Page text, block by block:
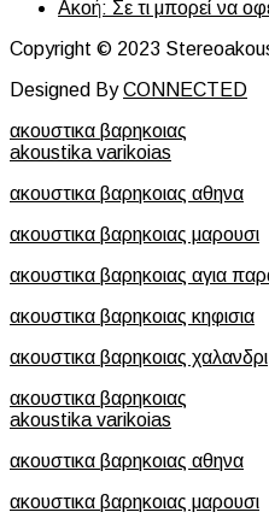
Ακοή: Σε τι μπορεί να
Copyright © 2023
Designed ByCONNECTED
ακουστικα βαρηκοιας
akoustika varikoias
ακουστικα βαρηκοιας αθηνα
ακουστικα βαρηκοιας μαρουσι
ακουστικα βαρηκοιας αγια
ακουστικα βαρηκοιας κηφισια
ακουστικα βαρηκοιας χαλανδρι
ακουστικα βαρηκοιας
akoustika varikoias
ακουστικα βαρηκοιας αθηνα
ακουστικα βαρηκοιας μαρουσι